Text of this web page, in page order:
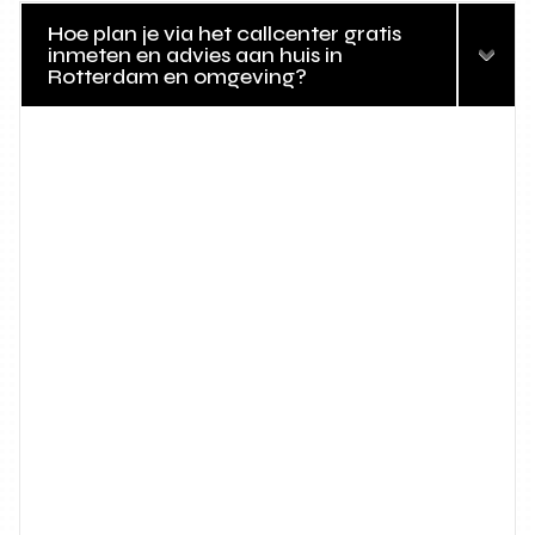
Hoe plan je via het callcenter gratis
inmeten en advies aan huis in
Rotterdam en omgeving?